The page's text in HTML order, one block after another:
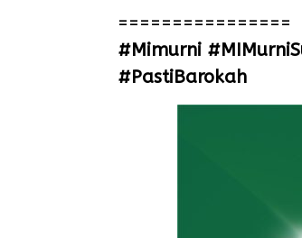
================
#Mimurni
#PastiBarokah